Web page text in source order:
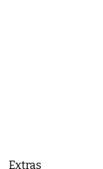
Extras